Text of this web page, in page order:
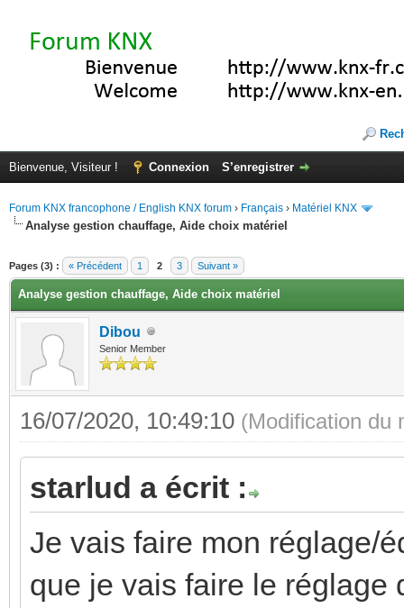
Bienvenue, Visiteur ! Connexion S’enregistrer
Forum KNX francophone / English KNX forum › Français › Matériel KNX
Analyse gestion chauffage, Aide choix matériel
Pages (3) : « Précédent 1 2 3 Suivant »
Analyse gestion chauffage, Aide choix matériel
Dibou
Senior Member
16/07/2020, 10:49:10 (Modification du
starlud a écrit :
Je vais faire mon réglage/
que je vais faire le réglage